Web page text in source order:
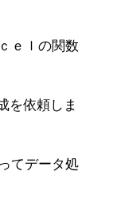
ｅｌの関数
を依頼しま
てデータ処